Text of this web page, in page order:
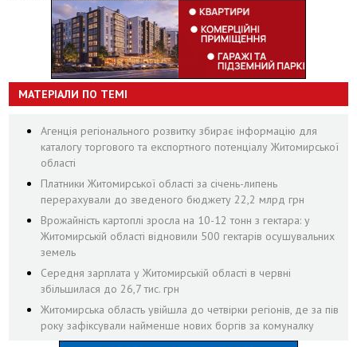
МАТЕРІАЛИ ПО ТЕМІ
Агенція регіонального розвитку збирає інформацію для
каталогу торгового та експортного потенціалу Житомирської
області
Платники Житомирської області за січень-липень
перерахували до зведеного бюджету 22,2 млрд грн
Врожайність картоплі зросла на 10-12 тонн з гектара: у
Житомирській області відновили 500 гектарів осушувальних
земель
Середня зарплата у Житомирській області в червні
збільшилася до 26,7 тис. грн
Житомирська область увійшла до четвірки регіонів, де за пів
року зафіксували найменше нових боргів за комуналку